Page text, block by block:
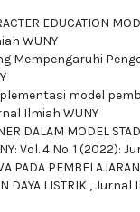
EDUCATION
WUNY
Mempengaruhi
model
Ilmiah WUNY
DALAM MODEL
Vol. 4 No. 1 (2022):
PADA
DAYA LISTRIK ,Jurnal